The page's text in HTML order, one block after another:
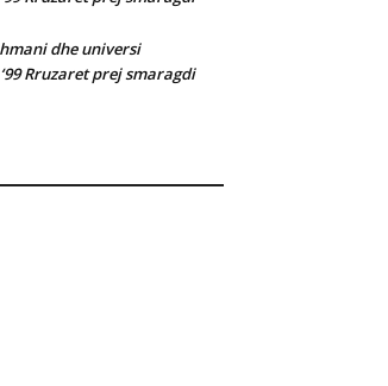
dhe universi
Rruzaret prej smaragdi